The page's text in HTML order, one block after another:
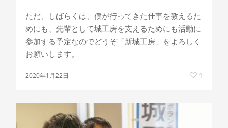
ただ、しばらくは、僕が行ってきた仕事を教えるた
めにも、先輩として城工房を支えるためにも活動に
参加する予定なのでどうぞ「新城工房」をよろしく
お願いします。
2020年1月22日 1